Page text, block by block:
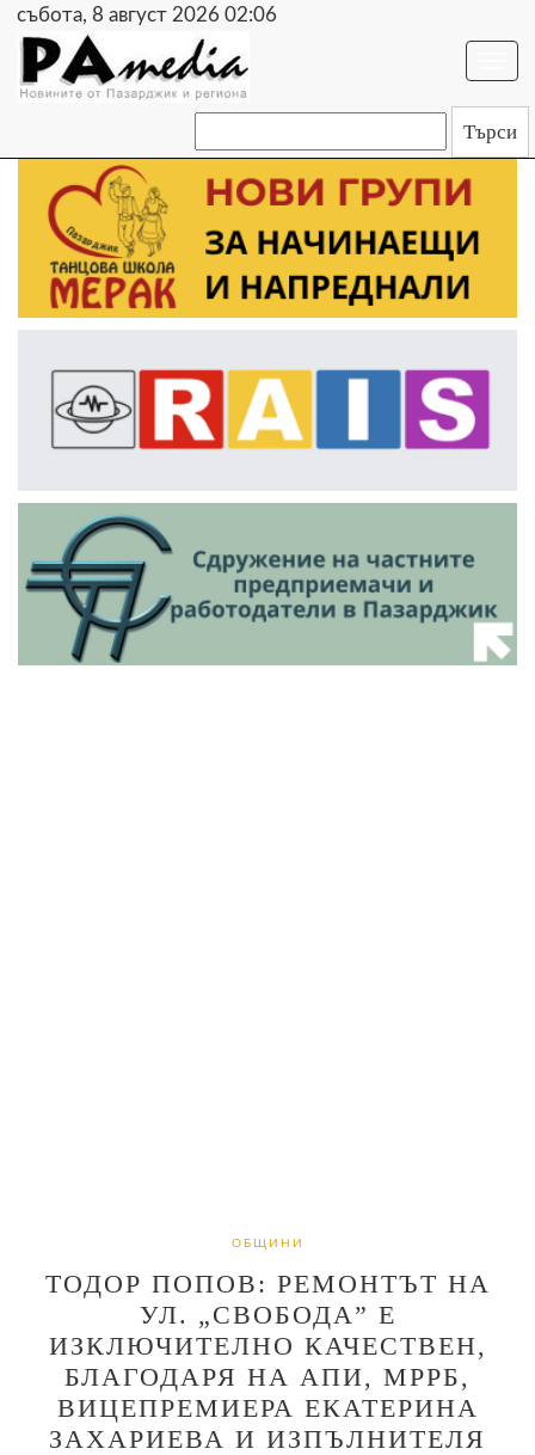
събота, 8 август 2026 02:06
ОБЩИНИ
ТОДОР ПОПОВ: РЕМОНТЪТ НА
УЛ. „СВОБОДА” Е
ИЗКЛЮЧИТЕЛНО КАЧЕСТВЕН,
БЛАГОДАРЯ НА АПИ, МРРБ,
ВИЦЕПРЕМИЕРА ЕКАТЕРИНА
ЗАХАРИЕВА И ИЗПЪЛНИТЕЛЯ